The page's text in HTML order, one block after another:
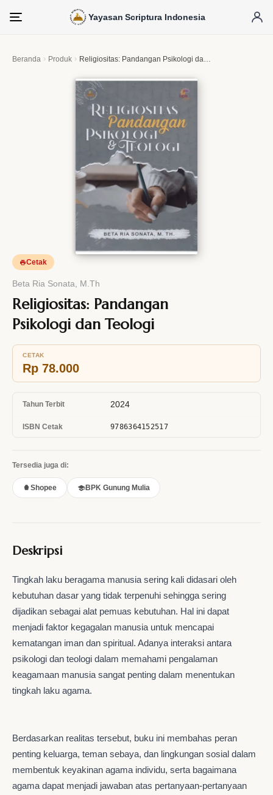
Menu
Yayasan Scriptura Indonesia
Beranda Produk Religiositas: Pandangan Psikologi dan Teologi
Cetak
Beta Ria Sonata, M.Th
Religiositas: Pandangan
Psikologi dan Teologi
CETAK
Rp 78.000
Tahun Terbit 2024
ISBN Cetak 9786364152517
Tersedia juga di:
Shopee BPK Gunung Mulia
Deskripsi
Tingkah laku beragama manusia sering kali didasari oleh
kebutuhan dasar yang tidak terpenuhi sehingga sering
dijadikan sebagai alat pemuas kebutuhan. Hal ini dapat
menjadi faktor kegagalan manusia untuk mencapai
kematangan iman dan spiritual. Adanya interaksi antara
psikologi dan teologi dalam memahami pengalaman
keagamaan manusia sangat penting dalam menentukan
tingkah laku agama.
Berdasarkan realitas tersebut, buku ini membahas peran
penting keluarga, teman sebaya, dan lingkungan sosial dalam
membentuk keyakinan agama individu, serta bagaimana
agama dapat menjadi jawaban atas pertanyaan-pertanyaan